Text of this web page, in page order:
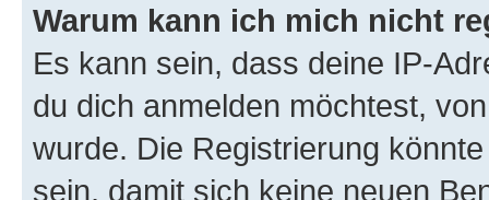
Warum kann ich mich nicht
Es kann sein, dass deine IP-
du dich anmelden möchtest,
wurde. Die Registrierung
sein, damit sich keine neuen